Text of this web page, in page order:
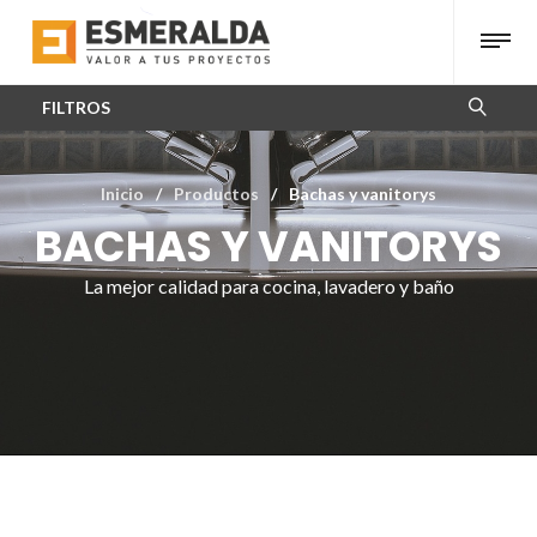
Inicio / Productos / Bachas y vanitorys
BACHAS Y VANITORYS
La mejor calidad para cocina, lavadero y baño
FILTROS